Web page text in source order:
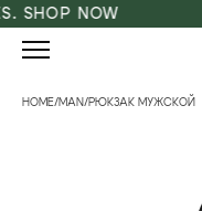
NOW
HOME/MAN/РЮКЗАК МУЖСКОЙ